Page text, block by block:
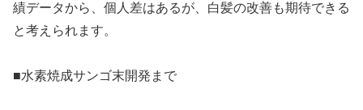
績データから、個人差はあるが、白髪の改善も期待できる
と考えられます。
■水素焼成サンゴ末開発まで